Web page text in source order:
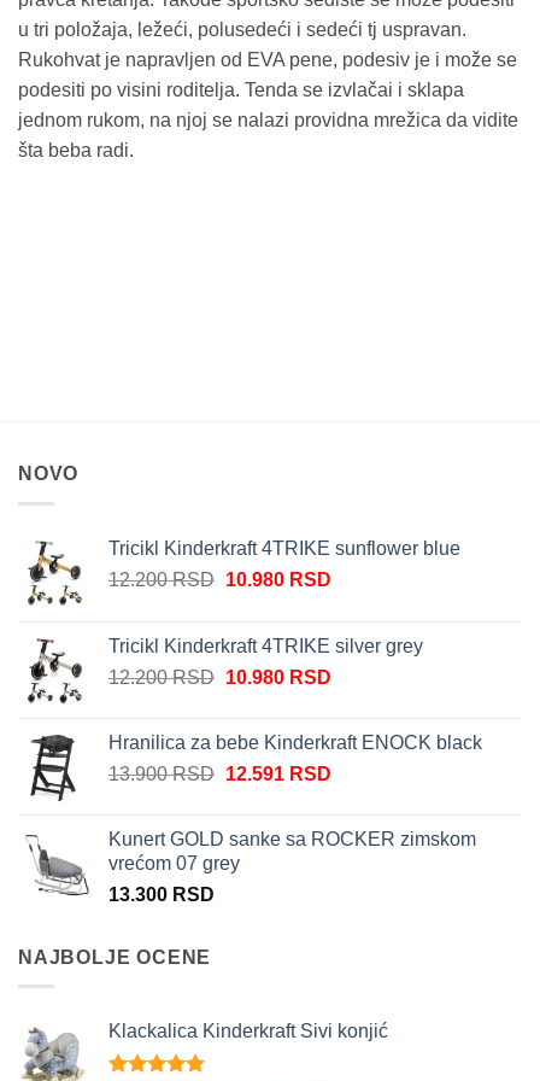
u tri položaja, ležeći, polusedeći i sedeći tj uspravan.
Rukohvat je napravljen od EVA pene, podesiv je i može se
podesiti po visini roditelja. Tenda se izvlačai i sklapa
jednom rukom, na njoj se nalazi providna mrežica da vidite
šta beba radi.
NOVO
Tricikl Kinderkraft 4TRIKE sunflower blue
12.200RSD Originalna
bila:
12.200 RSD.
10.980 RSDTrenutna
10.980 RSD.
Tricikl Kinderkraft 4TRIKE silver grey
12.200RSD Originalna
bila:
12.200 RSD.
10.980 RSDTrenutna
10.980 RSD.
Hranilica za bebe Kinderkraft ENOCK black
13.900RSD Originalna
bila:
13.900 RSD.
12.591 RSDTrenutna
12.591 RSD.
Kunert GOLD sanke sa ROCKER zimskom
vrećom 07 grey
13.300 RSD
NAJBOLJE OCENE
Klackalica Kinderkraft Sivi konjić